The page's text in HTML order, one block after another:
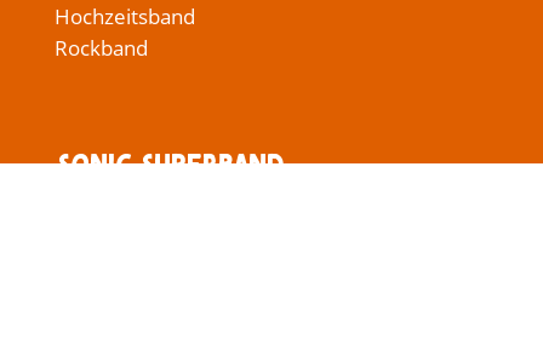
Hochzeitsband
Rockband
Sonic Superband